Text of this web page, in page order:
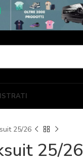
25/26
25/26